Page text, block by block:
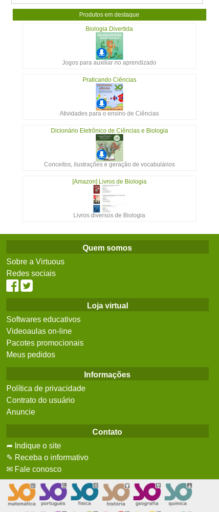
Produtos em destaque
Biologia Divertida
Jogos para auxiliar no aprendizado
Praticando Ciências
Atividades para o ensino de Ciências
Dicionário Eletrônico de Ciências e Biologia
Conceitos, ilustrações e geração de vocabulários
[Amazon] Livros de Biologia
Livros diversos de Biologia
Quem somos
Sobre a Virtuous
Redes sociais
Loja virtual
Softwares educativos
Videoaulas on-line
Pacotes promocionais
Meus pedidos
Informações
Política de privacidade
Contrato do usuário
Anuncie
Contato
➦ Indique o site
✎ Receba o informativo
✉ Fale conosco